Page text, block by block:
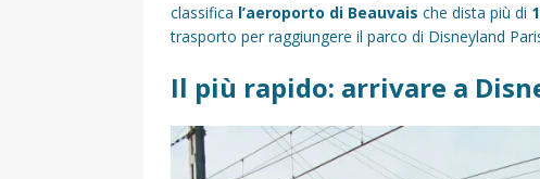
classifica l’aeroporto di Beauvais che dista più di
trasporto per raggiungere il parco di Disneyland
Il più rapido: arrivare a